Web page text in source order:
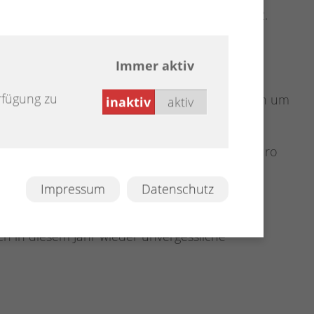
Bereits einen Tag später, am Freitag, 22.
nach Sandkrug.
Besucherinnen und Besucher werden jedoch um
Diese kosten im Vorverkauf 20 Euro
25 Euro.
in diesem Jahr wieder unvergessliche
Immer aktiv
zu
inaktiv aktiv
Datenschutz
Impressum